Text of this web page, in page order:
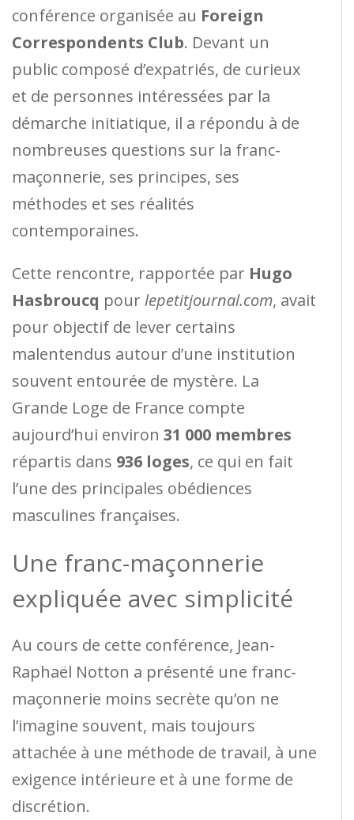
conférence organisée au Foreign
Correspondents Club. Devant un
public composé d’expatriés, de curieux
et de personnes intéressées par la
démarche initiatique, il a répondu à de
nombreuses questions sur la franc-
maçonnerie, ses principes, ses
méthodes et ses réalités
contemporaines.
Cette rencontre, rapportée par Hugo
Hasbroucq pour lepetitjournal.com, avait
pour objectif de lever certains
malentendus autour d’une institution
souvent entourée de mystère. La
Grande Loge de France compte
aujourd’hui environ 31 000 membres
répartis dans 936 loges, ce qui en fait
l’une des principales obédiences
masculines françaises.
Une franc-maçonnerie
expliquée avec simplicité
Au cours de cette conférence, Jean-
Raphaël Notton a présenté une franc-
maçonnerie moins secrète qu’on ne
l’imagine souvent, mais toujours
attachée à une méthode de travail, à une
exigence intérieure et à une forme de
discrétion.